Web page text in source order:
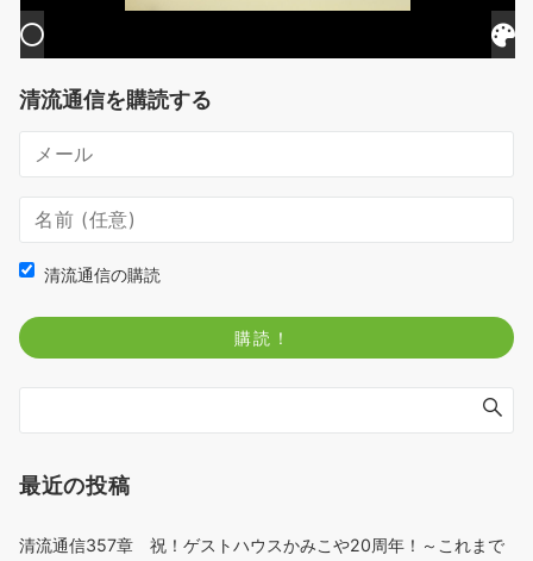
清流通信を購読する
清流通信の購読
最近の投稿
清流通信357章 祝！ゲストハウスかみこや20周年！～これまで